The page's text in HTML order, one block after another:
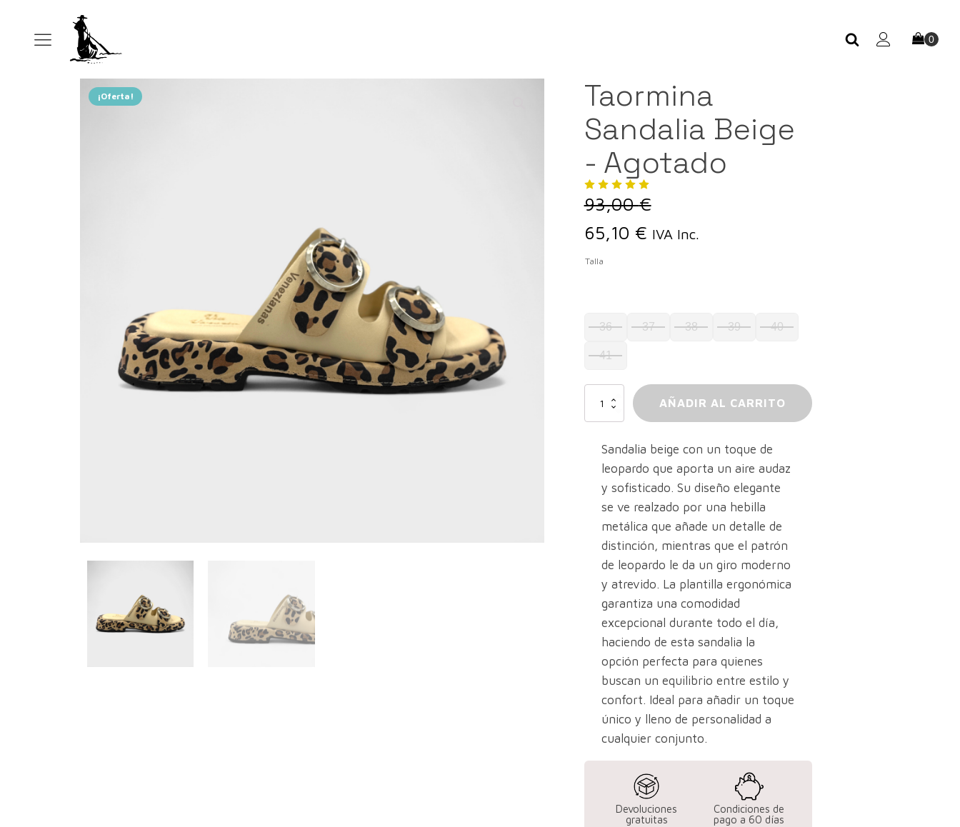
¡Oferta!
Taormina
Sandalia Beige
- Agotado
93,00€
El
precio
era:
93,00 €.
65,10 €El
es:
IVA Inc.
Talla
36 37 38 39 40
41
Taormina
Sandalia
Beige
Agotado
cantidad
AÑADIR AL CARRITO
Sandalia beige con un toque de
leopardo que aporta un aire audaz
y sofisticado. Su diseño elegante
se ve realzado por una hebilla
metálica que añade un detalle de
distinción, mientras que el patrón
de leopardo le da un giro moderno
y atrevido. La plantilla ergonómica
garantiza una comodidad
excepcional durante todo el día,
haciendo de esta sandalia la
opción perfecta para quienes
buscan un equilibrio entre estilo y
confort. Ideal para añadir un toque
único y lleno de personalidad a
cualquier conjunto.
Devoluciones
gratuitas
Condiciones de
pago a 60 días